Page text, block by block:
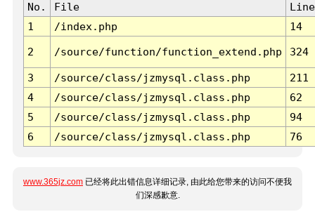
No. File
Line
1
/index.php 14
2 /source/function/function_extend.php 324
3 /source/class/jzmysql.class.php
211
4
/source/class/jzmysql.class.php
62
5
/source/class/jzmysql.class.php
94
6
/source/class/jzmysql.class.php 76
www.365jz.com 已经将此出错信息详细记录, 由此给您带来的访问不便我
们深感歉意.